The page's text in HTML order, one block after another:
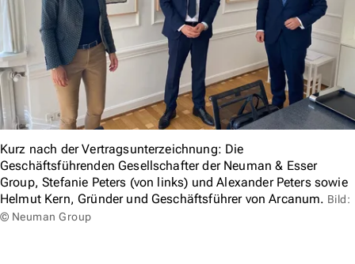
Kurz nach der Vertragsunterzeichnung: Die
Geschäftsführenden Gesellschafter der Neuman & Esser
Group, Stefanie Peters (von links) und Alexander Peters sowie
Helmut Kern, Gründer und Geschäftsführer von Arcanum. Bild:
© Neuman Group